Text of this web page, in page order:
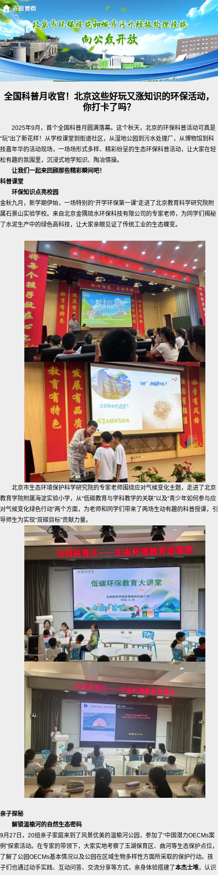
全国科普月收官！北京这些好玩又涨知识的环保活动，
你打卡了吗？
2025年9月，首个全国科普月圆满落幕。这个秋天，北京的环保科普活动可真是
“玩”出了新花样！从学校课堂到街道社区，从湿地公园到污水处理厂，从博物馆到科
技嘉年华的活动现场，一场场形式多样、精彩纷呈的生态环保科普活动，让大家在轻
松有趣的氛围里，沉浸式地学知识、陶冶情操。
让我们一起来回顾那些精彩瞬间吧！
科普课堂
环保知识点亮校园
金秋九月，新学期伊始，一场特别的“开学环保第一课”走进了北京教育科学研究院附
属石景山实验学校。来自北京金隅琉水环保科技有限公司的专家老师，为同学们揭秘
了水泥生产中的绿色高科技，让大家亲眼见证了传统工业的生态蝶变。
北京市生态环境保护科学研究院的专家老师围绕应对气候变化主题，走进了北京
教育学院附属海淀实验小学，从“低碳教育与学科教学的关联”以及“青少年如何参与应
对气候变化绿色行动”两个方面，为老师和同学们带来了两场生动有趣的科普授课，引
导师生为实现“双碳目标”贡献力量。
亲子探秘
解锁温榆河的自然生态密码
9月27日，20组亲子家庭来到了风景优美的温榆河公园，参加了“中国潜力OECMs案
例”探索活动。在专家的带领下，大家实地考察了玉湖保育区、曲河等生态保护点位，
了解了公园OECMs基本情况以及公园在区域生物多样性方面所采取的保护行动。孩
子们也通过动手实践、互动问答、交流分享等方式，亲身体验搭建了本杰士堆，认识